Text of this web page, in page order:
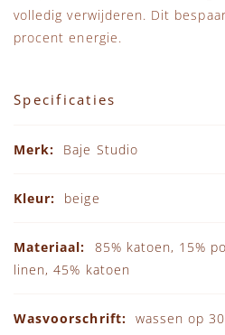
volledig verwijderen. Dit
procent energie.
Specificaties
Baje Studio
beige
85% katoen, 15%
linen, 45% katoen
wassen op